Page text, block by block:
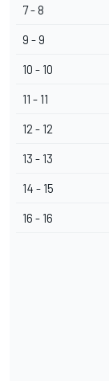
7 - 8
9 - 9
10 - 10
11 - 11
12 - 12
13 - 13
14 - 15
16 - 16